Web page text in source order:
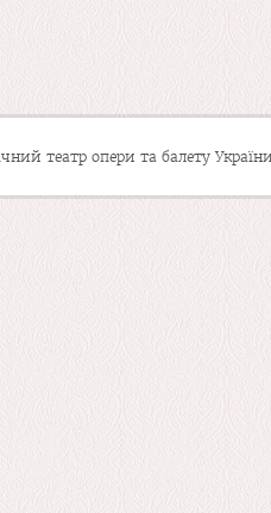
театр опери та балету